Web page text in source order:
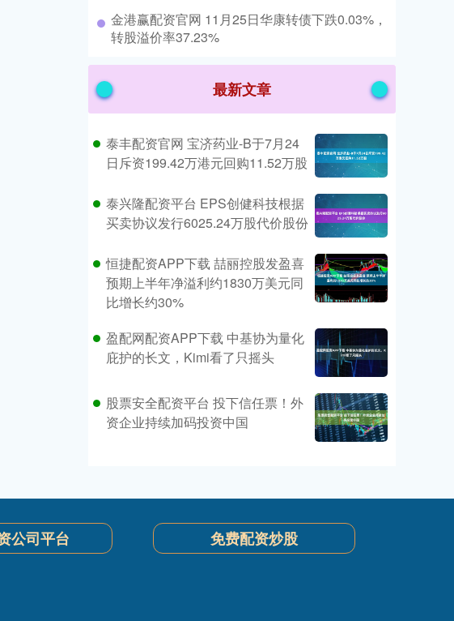
​金港赢配资官网 11月25日华康转债下跌0.03%，
转股溢价率37.23%
最新文章
泰丰配资官网 宝济药业-B于7月24
日斥资199.42万港元回购11.52万股
泰兴隆配资平台 EPS创健科技根据
买卖协议发行6025.24万股代价股份
恒捷配资APP下载 喆丽控股发盈喜
预期上半年净溢利约1830万美元同
比增长约30%
盈配网配资APP下载 中基协为量化
庇护的长文，Kimi看了只摇头
股票安全配资平台 投下信任票！外
资企业持续加码投资中国
公司平台 免费配资炒股